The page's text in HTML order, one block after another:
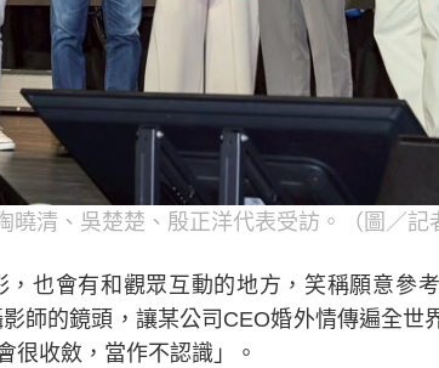
曉清、吳楚楚、殷正洋代表受訪。（圖／記
也會有和觀眾互動的地方，笑稱願意參
師的鏡頭，讓某公司CEO婚外情傳遍全世
很收斂，當作不認識」。